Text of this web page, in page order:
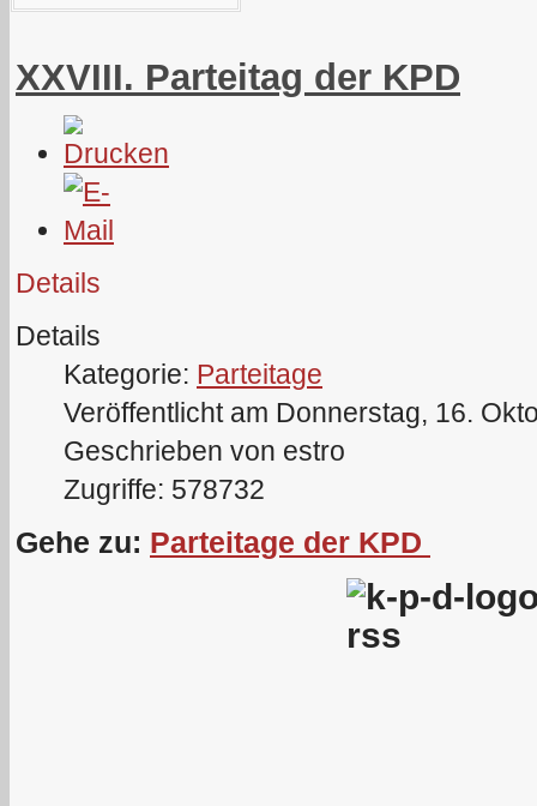
XXVIII. Parteitag der KPD
Details
Details
Kategorie: Parteitage
Veröffentlicht am Donnerstag, 16.
Geschrieben von estro
Zugriffe: 578732
Gehe zu: Parteitage der KPD